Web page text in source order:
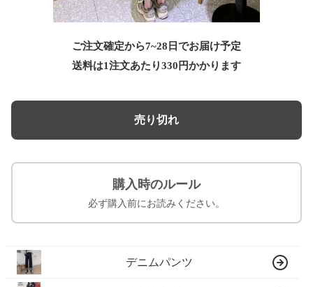
ご注文確定から7~28日でお届け予定
送料は1注文あたり330 円かかります
売り切れ
購入時のルール
必ず購入前にお読みください。
デニムパンツ